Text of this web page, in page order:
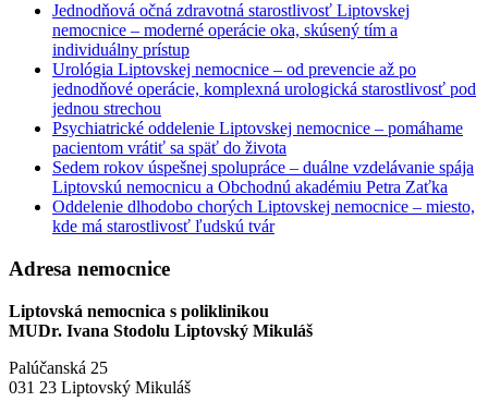
Jednodňová očná zdravotná starostlivosť Liptovskej
nemocnice – moderné operácie oka, skúsený tím a
individuálny prístup
Urológia Liptovskej nemocnice – od prevencie až po
jednodňové operácie, komplexná urologická starostlivosť pod
jednou strechou
Psychiatrické oddelenie Liptovskej nemocnice – pomáhame
pacientom vrátiť sa späť do života
Sedem rokov úspešnej spolupráce – duálne vzdelávanie spája
Liptovskú nemocnicu a Obchodnú akadémiu Petra Zaťka
Oddelenie dlhodobo chorých Liptovskej nemocnice – miesto,
kde má starostlivosť ľudskú tvár
Adresa nemocnice
Liptovská nemocnica s poliklinikou
MUDr. Ivana Stodolu Liptovský Mikuláš
Palúčanská 25
031 23 Liptovský Mikuláš